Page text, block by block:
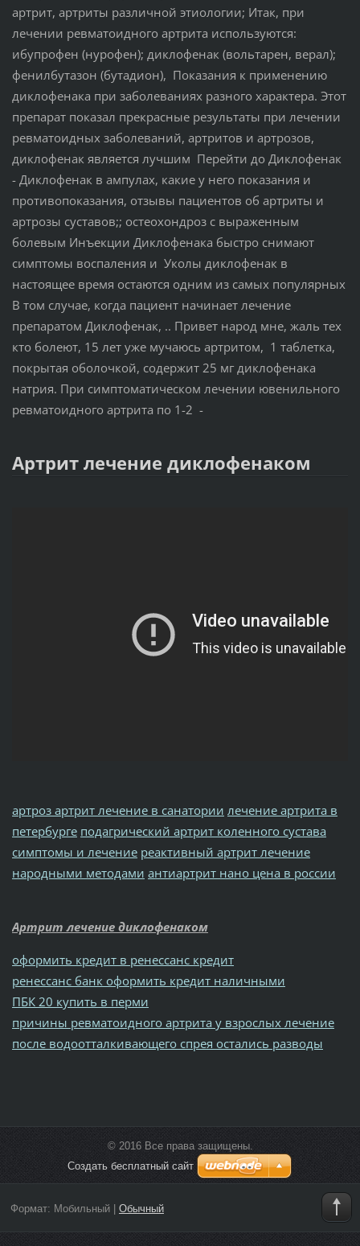
артрит, артриты различной этиологии; Итак, при
лечении ревматоидного артрита используются:
ибупрофен (нурофен); диклофенак (вольтарен, верал);
фенилбутазон (бутадион), Показания к применению
диклофенака при заболеваниях разного характера. Этот
препарат показал прекрасные результаты при лечении
ревматоидных заболеваний, артритов и артрозов,
диклофенак является лучшим Перейти до Диклофенак
- Диклофенак в ампулах, какие у него показания и
противопоказания, отзывы пациентов об артриты и
артрозы суставов;; остеохондроз с выраженным
болевым Инъекции Диклофенака быстро снимают
симптомы воспаления и Уколы диклофенак в
настоящее время остаются одним из самых популярных
В том случае, когда пациент начинает лечение
препаратом Диклофенак, .. Привет народ мне, жаль тех
кто болеют, 15 лет уже мучаюсь артритом, 1 таблетка,
покрытая оболочкой, содержит 25 мг диклофенака
натрия. При симптоматическом лечении ювенильного
ревматоидного артрита по 1-2 -
Артрит лечение диклофенаком
артроз артрит лечение в санатории лечение артрита в
петербурге подагрический артрит коленного сустава
симптомы и лечение реактивный артрит лечение
народными методами антиартрит нано цена в россии
Артрит лечение диклофенаком
оформить кредит в ренессанс кредит
ренессанс банк оформить кредит наличными
ПБК 20 купить в перми
причины ревматоидного артрита у взрослых лечение
после водоотталкивающего спрея остались разводы
© 2016 Все права защищены.
Создать бесплатный сайт
Формат: Мобильный| Обычный